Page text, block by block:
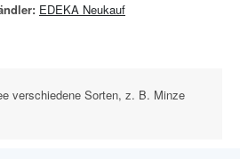
EDEKA Neukauf
verschiedene Sorten, z. B. Minze